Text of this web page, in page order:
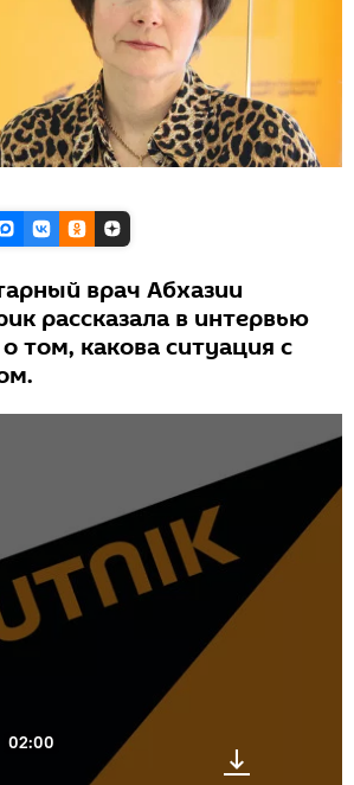
врач Абхазии
рассказала в интервью
том, какова ситуация с
02:00